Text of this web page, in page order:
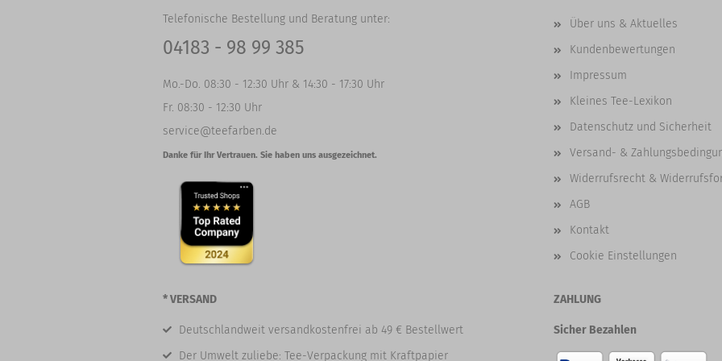
Telefonische Bestellung und Beratung unter:
04183 - 98 99 385
Mo.-Do. 08:30 - 12:30 Uhr & 14:30 - 17:30 Uhr
Fr. 08:30 - 12:30 Uhr
service@teefarben.de
Danke für Ihr Vertrauen. Sie haben uns ausgezeichnet.
Über uns & Aktuelles
Kundenbewertungen
Impressum
Kleines Tee-Lexikon
Datenschutz und Sicherheit
Versand- &
Widerrufsrecht &
AGB
Kontakt
Cookie Einstellungen
* VERSAND
Deutschlandweit versandkostenfrei ab 49 € Bestellwert
Der Umwelt zuliebe: Tee-Verpackung mit Kraftpapier
ZAHLUNG
Sicher Bezahlen